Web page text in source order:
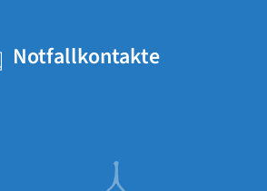
Notfallkontakte